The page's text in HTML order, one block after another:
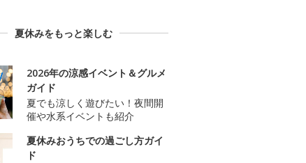
夏休みをもっと楽しむ
2026年の涼感イベント＆グルメ
ガイド
夏でも涼しく遊びたい！夜間開
催や水系イベントも紹介
夏休みおうちでの過ごし方ガイ
ド